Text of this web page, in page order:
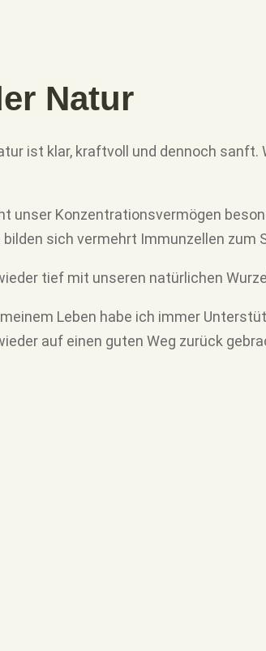
Natur
ist klar, kraftvoll und dennoch sanft.
unser Konzentrationsvermögen
sich vermehrt Immunzellen zum
tief mit unseren natürlichen
meinem Leben habe ich immer
auf einen guten Weg zurück